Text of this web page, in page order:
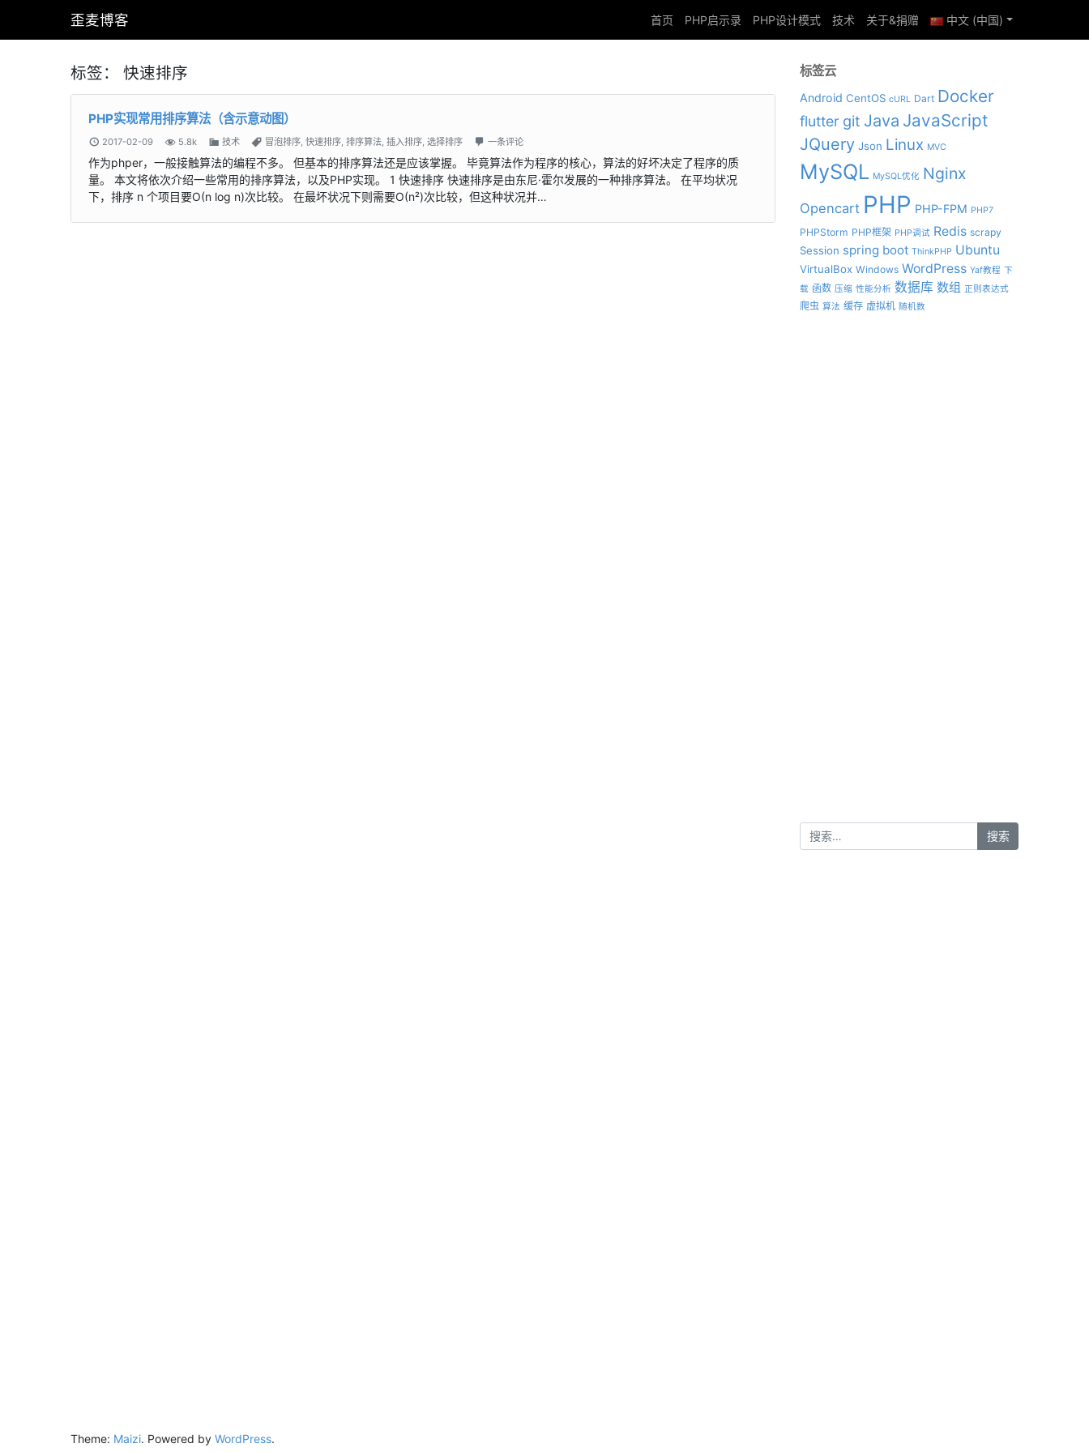
歪麦博客 首页 PHP启示录 PHP设计模式 技术 关于&捐赠 中文 (中国)
标签： 快速排序
PHP实现常用排序算法（含示意动图）
2017-02-09 5.8k 技术 冒泡排序 快速排序 排序算法 插入排序 选择排序 一条评论
作为phper，一般接触算法的编程不多。 但基本的排序算法还是应该掌握。 毕竟算法作为程序的核心，算法的好坏决定了程序的质
量。 本文将依次介绍一些常用的排序算法，以及PHP实现。 1 快速排序 快速排序是由东尼·霍尔发展的一种排序算法。 在平均状况
下，排序 n 个项目要Ο(n log n)次比较。 在最坏状况下则需要Ο(n²)次比较，但这种状况并…
标签云
Android CentOS cURL Dart Docker
flutter git Java JavaScript
JQuery Json Linux MVC
MySQL MySQL优化 Nginx
Opencart PHP PHP-FPM PHP7
PHPStorm PHP框架 PHP调试 Redis scrapy
Session spring boot ThinkPHP Ubuntu
VirtualBox Windows WordPress Yaf教程 下
载 函数 压缩 性能分析 数据库 数组 正则表达式
爬虫 算法 缓存 虚拟机 随机数
Theme: Maizi. Powered by WordPress.